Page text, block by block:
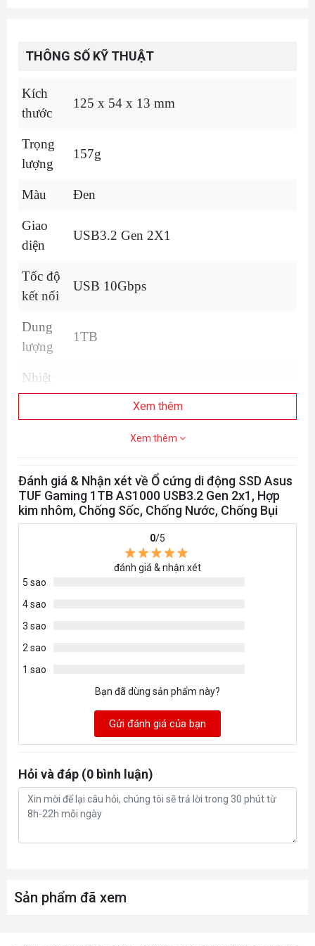
THÔNG SỐ KỸ THUẬT
Kích
thước
125 x 54 x 13 mm
Trọng
lượng
157g
Màu Đen
Giao
diện
USB3.2 Gen 2X1
Tốc độ
kết nối
USB 10Gbps
Dung
lượng
1TB
Nhiệt
độ hoạt
động
0°C (32°F) ~ 40°C (104°F)
động
Chứng
IP68
810H 516.8 Drop Test
hành
Hỗ trợ
hệ điều
năngOTG
Hệ điều hành Chrome
Xem thêm
Xem thêm
Đánh giá & Nhận xét về Ổ cứng di động SSD Asus
TUF Gaming 1TB AS1000 USB3.2 Gen 2x1, Hợp
kim nhôm, Chống Sốc, Chống Nước, Chống Bụi
0/5
đánh giá & nhận xét
5 sao
4 sao
3 sao
2 sao
1 sao
Bạn đã dùng sản phẩm này?
Gửi đánh giá của bạn
Hỏi và đáp (0 bình luận)
Sản phẩm đã xem